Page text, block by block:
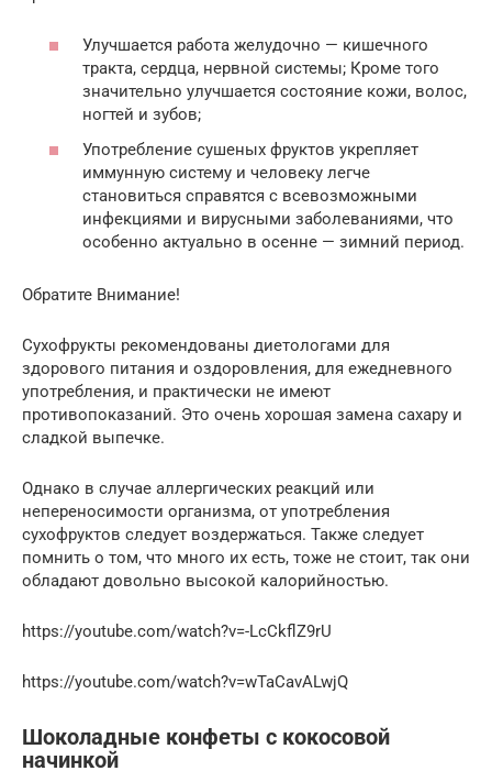
Улучшается работа желудочно — кишечного
тракта, сердца, нервной системы; Кроме того
значительно улучшается состояние кожи, волос,
ногтей и зубов;
Употребление сушеных фруктов укрепляет
иммунную систему и человеку легче
становиться справятся с всевозможными
инфекциями и вирусными заболеваниями, что
особенно актуально в осенне — зимний период.
Обратите Внимание!
Сухофрукты рекомендованы диетологами для
здорового питания и оздоровления, для ежедневного
употребления, и практически не имеют
противопоказаний. Это очень хорошая замена сахару и
сладкой выпечке.
Однако в случае аллергических реакций или
непереносимости организма, от употребления
сухофруктов следует воздержаться. Также следует
помнить о том, что много их есть, тоже не стоит, так они
обладают довольно высокой калорийностью.
https://youtube.com/watch?v=-LcCkflZ9rU
https://youtube.com/watch?v=wTaCavALwjQ
Шоколадные конфеты с кокосовой
начинкой